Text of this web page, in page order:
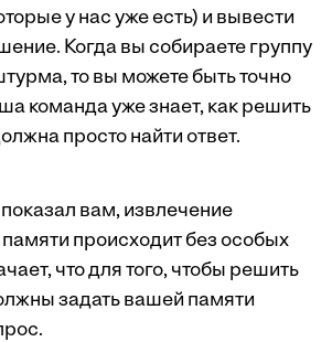
у нас уже есть) и вывести
Когда вы собираете группу
то вы можете быть точно
команда уже знает, как решить
просто найти ответ.
показал вам, извлечение
происходит без особых
что для того, чтобы решить
задать вашей памяти